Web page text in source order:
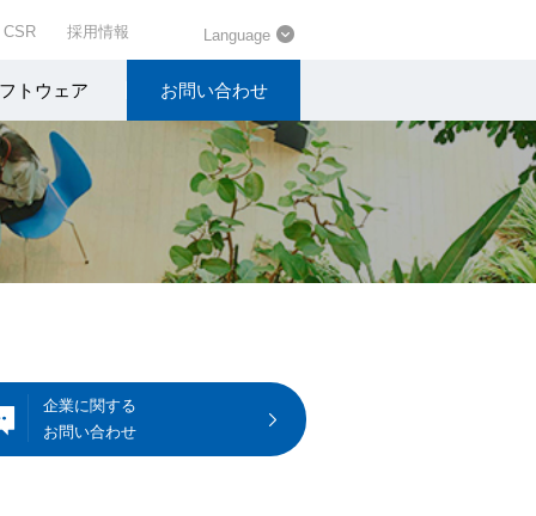
CSR 採用情報 Language
トウェア お問い合わせ
企業に関する
お問い合わせ